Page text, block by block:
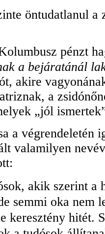
öntudatlanul a
pénzt
a bejáratánál
akire
a
„jól
a végrendeletén
valamilyen
akik szerint a
semmi oka nem
keresztény hitét.